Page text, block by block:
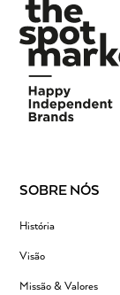
SOBRE NÓS
História
Visão
Missão & Valores